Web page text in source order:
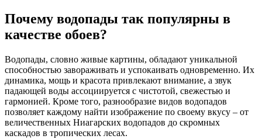
Почему водопады так популярны в
качестве обоев?
Водопады, словно живые картины, обладают уникальной
способностью завораживать и успокаивать одновременно. Их
динамика, мощь и красота привлекают внимание, а звук
падающей воды ассоциируется с чистотой, свежестью и
гармонией. Кроме того, разнообразие видов водопадов
позволяет каждому найти изображение по своему вкусу – от
величественных Ниагарских водопадов до скромных
каскадов в тропических лесах.